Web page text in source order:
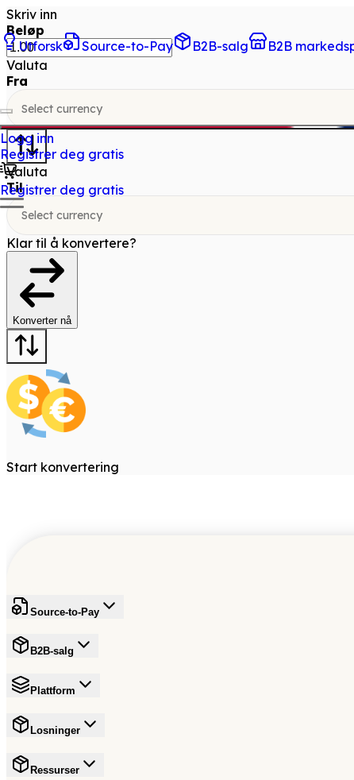
Utforsk Source-to-Pay B2B-salg B2B
Logg inn
Registrer deg gratis
Registrer deg gratis
Skriv inn
Beløp
Valuta
Fra
Select currency
Valuta
Til
Select currency
Klar til å konvertere?
Konverter nå
Start konvertering
Source-to-Pay
B2B-salg
Plattform
Losninger
Ressurser